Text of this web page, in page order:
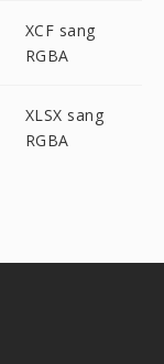
XCF sang
RGBA
XLSX sang
RGBA